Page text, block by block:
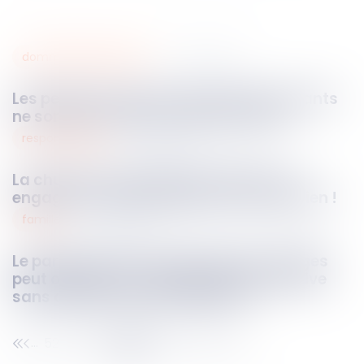
Les pertes de revenus des parents aidants
ne sont pas toujours indemnisables
dommages corporels
La chute d’une échelle ne suffit pas à
engager la responsabilité de son gardien !
responsabilites
Le parent ayant assumé seul les charges
peut obtenir une contribution rétroactive
sans détailler chaque dépense !
famille